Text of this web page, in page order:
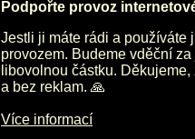
Podpořte provoz
Jestli ji máte rádi a používáte
provozem. Budeme vděční
libovolnou částku.
a bez reklam. 🙏
Více informací